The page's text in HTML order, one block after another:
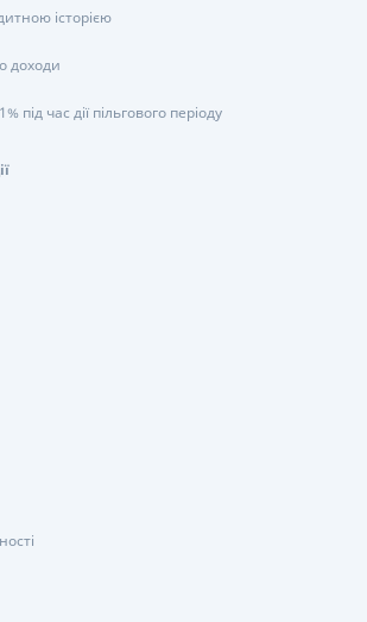
історією
доходи
під час дії пільгового періоду